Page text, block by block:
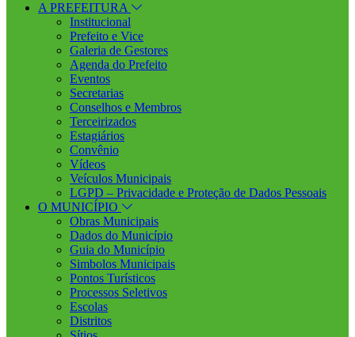
A PREFEITURA
Institucional
Prefeito e Vice
Galeria de Gestores
Agenda do Prefeito
Eventos
Secretarias
Conselhos e Membros
Terceirizados
Estagiários
Convênio
Vídeos
Veículos Municipais
LGPD – Privacidade e Proteção de Dados Pessoais
O MUNICÍPIO
Obras Municipais
Dados do Município
Guia do Município
Simbolos Municipais
Pontos Turísticos
Processos Seletivos
Escolas
Distritos